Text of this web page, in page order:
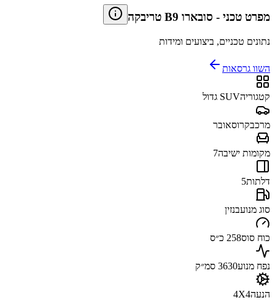
מפרט טכני - סובארו B9 טריבקה
נתונים טכניים, ביצועים ומידות
השוו גרסאות
קטגוריהSUV גדול
מרכבקרוסאובר
מקומות ישיבה7
דלתות5
סוג מנועבנזין
כוח סוס258 כ״ס
נפח מנוע3630 סמ״ק
הנעה4X4